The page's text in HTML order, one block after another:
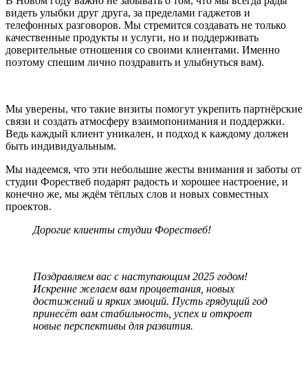
видеть улыбки друг друга, за пределами гаджетов и
телефонных разговоров. Мы стремится создавать не только
качественные продукты и услуги, но и поддерживать
доверительные отношения со своими клиентами. Именно
поэтому спешим лично поздравить и улыбнуться вам).
Мы уверены, что такие визиты помогут укрепить партнёрские
связи и создать атмосферу взаимопонимания и поддержки.
Ведь каждый клиент уникален, и подход к каждому должен
быть индивидуальным.
Мы надеемся, что эти небольшие жесты внимания и заботы от
студии Форествеб подарят радость и хорошее настроение, и
конечно же, мы ждём тёплых слов и новых совместных
проектов.
Дорогие клиенты студии Форествеб!
Поздравляем вас с наступающим 2025 годом!
Искренне желаем вам процветания, новых
достижений и ярких эмоций. Пусть грядущий год
принесёт вам стабильность, успех и откроет
новые перспективы для развития.